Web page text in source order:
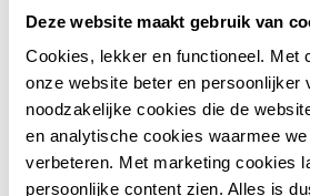
Deze website maakt gebruik van
Cookies, lekker en functioneel. Met
onze website beter en persoonlijker
noodzakelijke cookies die de
en analytische cookies waarmee
verbeteren. Met marketing cookies
persoonlijke content zien. Alles is